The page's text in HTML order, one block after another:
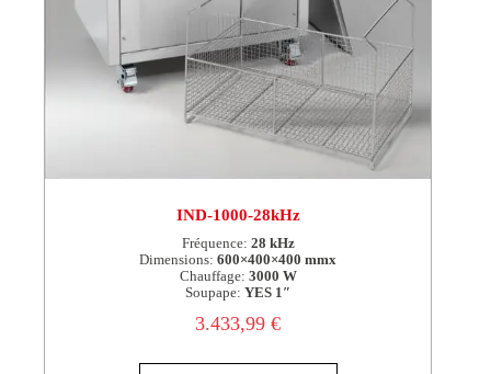
IND-1000-28kHz
Fréquence: 28 kHz
Dimensions: 600×400×400 mmx
Chauffage: 3000 W
Soupape: YES 1″
3.433,99€